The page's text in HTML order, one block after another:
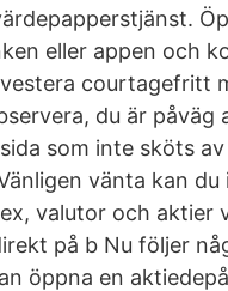
eller appen och
courtagefritt
du är påväg
som inte sköts
vänta kan du
valutor och aktier
på b Nu följer
öppna en